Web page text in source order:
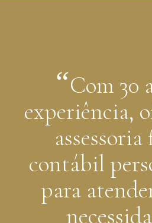
“Com 30
experiência,
contábil
para